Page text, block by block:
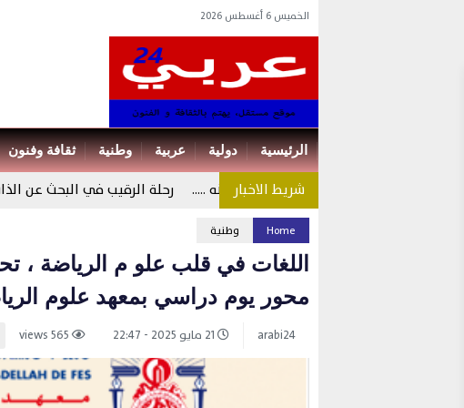
الخميس 6 أغسطس 2026
الرئيسية دولية عربية وطنية ثقافة وفنون
مات سياسيا واكرام الميت دفنه ….. رحلة الرقيب في البحث عن الذات.
جامعي النفايات في جنوب أفريقيا تتحول إلى فنّ….
Home وطنية
اللغات في قلب علو م الرياضة ،
محور يوم دراسي بمعهد علوم
arabi24